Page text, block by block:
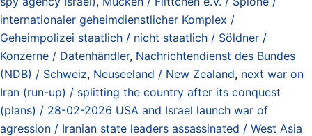
internationaler geheimdienstlicher Komplex /
Geheimpolizei staatlich / nicht staatlich / Söldner /
Konzerne / Datenhändler, Nachrichtendienst des Bundes
(NDB) / Schweiz, Neuseeland / New Zealand, next war on
Iran (run-up) / splitting the country after its conquest
(plans) / 28-02-2026 USA and Israel launch war of
agression / Iranian state leaders assassinated / West Asia